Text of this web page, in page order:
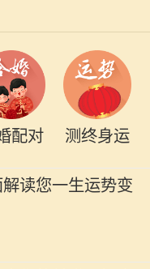
配对 测终身运
读您一生运势变